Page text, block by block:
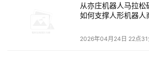
从亦庄机器人马拉
如何支撑人形机器人
2026年04月24日 22点31